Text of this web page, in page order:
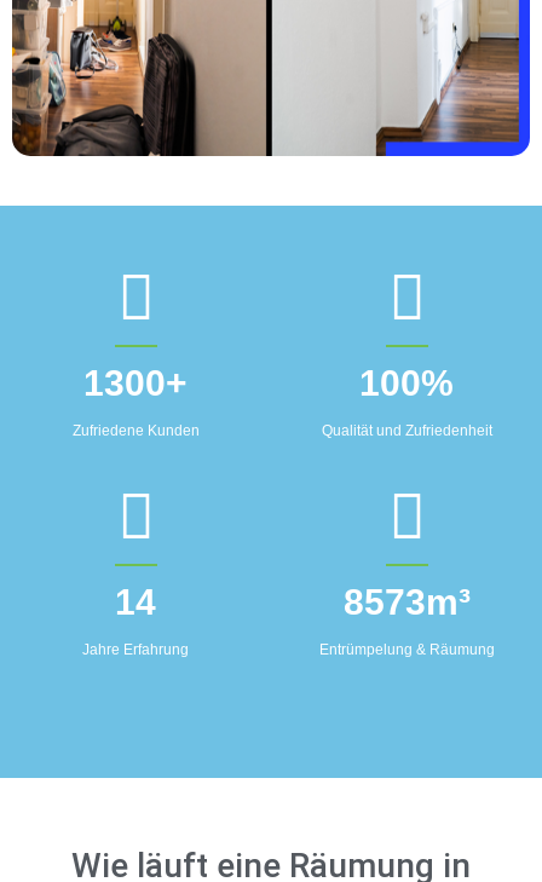
1300+
Zufriedene Kunden
100%
Qualität und Zufriedenheit
14
Jahre Erfahrung
8573m³
Entrümpelung & Räumung
Wie läuft eine Räumung in